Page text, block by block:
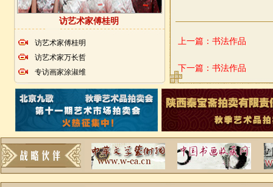
访艺术家傅桂明
访艺术家傅桂明
访艺术家万长哲
专访画家涂淑维
上一篇：书法作品
下一篇：书法作品